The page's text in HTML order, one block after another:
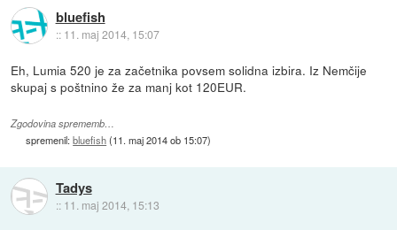
bluefish
:: 11. maj 2014, 15:07
Eh, Lumia 520 je za začetnika povsem solidna izbira. Iz Nemčije
skupaj s poštnino že za manj kot 120EUR.
Zgodovina sprememb…
spremenil:bluefish(11. maj 2014 ob 15:07)
Tadys
:: 11. maj 2014, 15:13